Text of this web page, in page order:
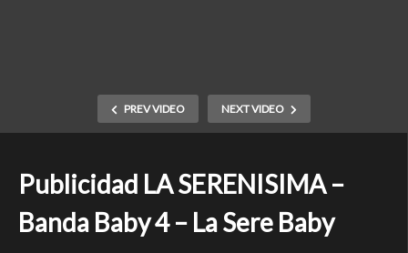
PREV VIDEO NEXT VIDEO
Publicidad LA SERENISIMA –
Banda Baby 4 – La Sere Baby